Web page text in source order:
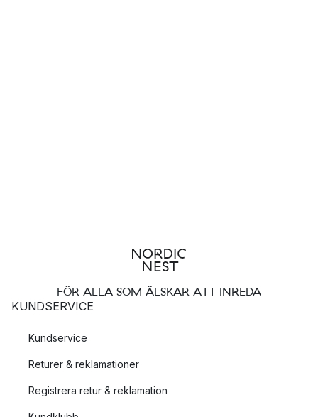
FÖR ALLA SOM ÄLSKAR ATT INREDA
KUNDSERVICE
Kundservice
Returer & reklamationer
Registrera retur & reklamation